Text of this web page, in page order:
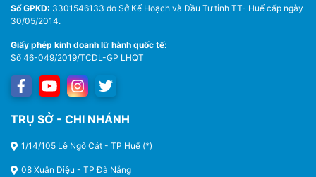
Số GPKD: 3301546133 do Sở Kế Hoạch và Đầu Tư tỉnh TT- Huế cấp ngày
30/05/2014.
Giấy phép kinh doanh lữ hành quốc tế:
Số 46-049/2019/TCDL-GP LHQT
TRỤ SỞ - CHI NHÁNH
1/14/105 Lê Ngô Cát - TP Huế (*)
08 Xuân Diệu - TP Đà Nẵng